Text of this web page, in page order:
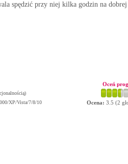
spędzić przy niej kilka godzin na dobrej
XP/Vista/7/8/10
Oceń
Ocena: 3.5 (2